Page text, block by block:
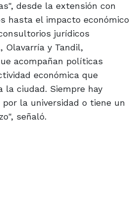
desde la extensión con
hasta el impacto económico
jurídicos
Olavarría y Tandil,
acompañan políticas
económica que
la ciudad. Siempre hay
la universidad o tiene un
señaló.